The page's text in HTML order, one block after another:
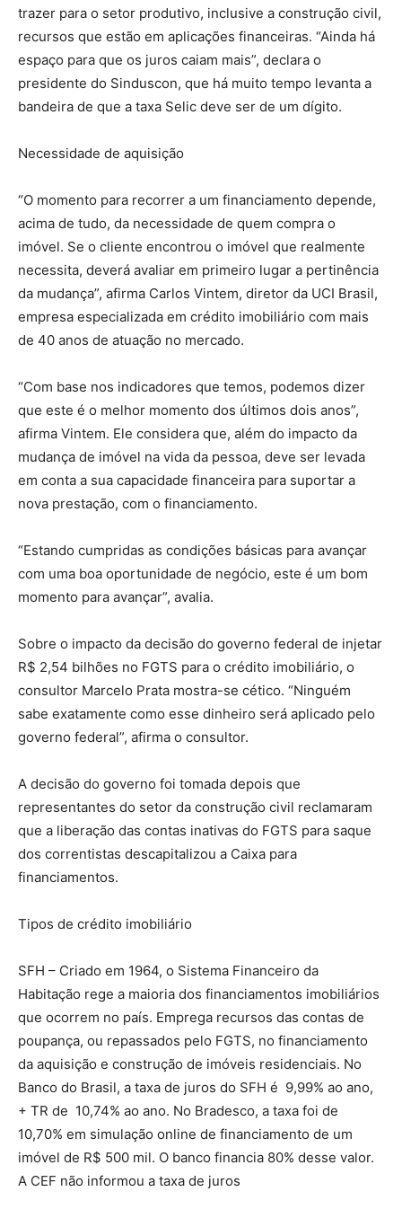
trazer para o setor produtivo, inclusive a construção civil,
recursos que estão em aplicações financeiras. “Ainda há
espaço para que os juros caiam mais”, declara o
presidente do Sinduscon, que há muito tempo levanta a
bandeira de que a taxa Selic deve ser de um dígito.
Necessidade de aquisição
“O momento para recorrer a um financiamento depende,
acima de tudo, da necessidade de quem compra o
imóvel. Se o cliente encontrou o imóvel que realmente
necessita, deverá avaliar em primeiro lugar a pertinência
da mudança”, afirma Carlos Vintem, diretor da UCI Brasil,
empresa especializada em crédito imobiliário com mais
de 40 anos de atuação no mercado.
“Com base nos indicadores que temos, podemos dizer
que este é o melhor momento dos últimos dois anos”,
afirma Vintem. Ele considera que, além do impacto da
mudança de imóvel na vida da pessoa, deve ser levada
em conta a sua capacidade financeira para suportar a
nova prestação, com o financiamento.
“Estando cumpridas as condições básicas para avançar
com uma boa oportunidade de negócio, este é um bom
momento para avançar”, avalia.
Sobre o impacto da decisão do governo federal de injetar
R$ 2,54 bilhões no FGTS para o crédito imobiliário, o
consultor Marcelo Prata mostra-se cético. “Ninguém
sabe exatamente como esse dinheiro será aplicado pelo
governo federal”, afirma o consultor.
A decisão do governo foi tomada depois que
representantes do setor da construção civil reclamaram
que a liberação das contas inativas do FGTS para saque
dos correntistas descapitalizou a Caixa para
financiamentos.
Tipos de crédito imobiliário
SFH – Criado em 1964, o Sistema Financeiro da
Habitação rege a maioria dos financiamentos imobiliários
que ocorrem no país. Emprega recursos das contas de
poupança, ou repassados pelo FGTS, no financiamento
da aquisição e construção de imóveis residenciais. No
Banco do Brasil, a taxa de juros do SFH é 9,99% ao ano,
+ TR de 10,74% ao ano. No Bradesco, a taxa foi de
10,70% em simulação online de financiamento de um
imóvel de R$ 500 mil. O banco financia 80% desse valor.
A CEF não informou a taxa de juros